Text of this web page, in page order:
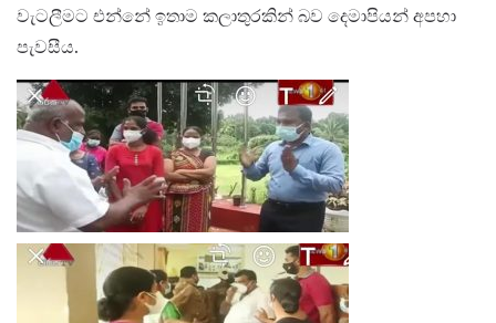
වැටලීමට එන්නේ ඉතාම කලාතුරකින් බව දෙමාපියන් අපහා
පැවසීය.